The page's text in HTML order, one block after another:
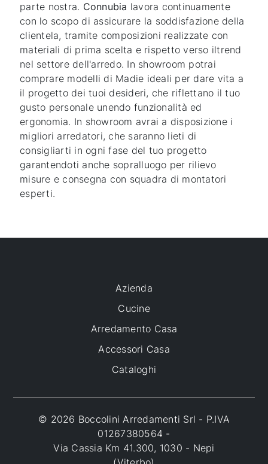
parte nostra. Connubia lavora continuamente
con lo scopo di assicurare la soddisfazione della
clientela, tramite composizioni realizzate con
materiali di prima scelta e rispetto verso iltrend
nel settore dell'arredo. In showroom potrai
comprare modelli di Madie ideali per dare vita a
il progetto dei tuoi desideri, che riflettano il tuo
gusto personale unendo funzionalità ed
ergonomia. In showroom avrai a disposizione i
migliori arredatori, che saranno lieti di
consigliarti in ogni fase del tuo progetto
garantendoti anche sopralluogo per rilievo
misure e consegna con squadra di montatori
esperti.
Azienda
Cucine
Arredamento Casa
Accessori Casa
Cataloghi
© 2026 Boccolini Arredamenti Srl - P.IVA
01267380564 -
Via Cassia Km 41.300, 1030 - Nepi